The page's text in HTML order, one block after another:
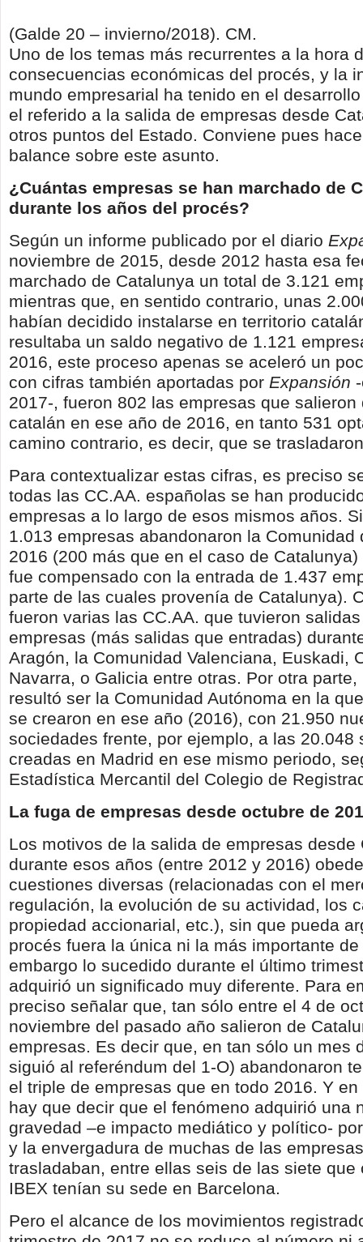
(Galde 20 – invierno/2018). CM.
Uno de los temas más recurrentes a la hora
consecuencias económicas del procés, y la
mundo empresarial ha tenido en el
el referido a la salida de empresas desde
otros puntos del Estado. Conviene pues
balance sobre este asunto.
¿Cuántas empresas se han marchado de
durante los años del procés?
Según un informe publicado por el diario
noviembre de 2015, desde 2012 hasta esa
marchado de Catalunya un total de 3.121
mientras que, en sentido contrario, unas
habían decidido instalarse en territorio
resultaba un saldo negativo de 1.121
2016, este proceso apenas se aceleró un
con cifras también aportadas por Expansión
2017-, fueron 802 las empresas que salieron
catalán en ese año de 2016, en tanto 531
camino contrario, es decir, que se
Para contextualizar estas cifras, es preciso
todas las CC.AA. españolas se han
empresas a lo largo de esos mismos años.
1.013 empresas abandonaron la Comunidad
2016 (200 más que en el caso de
fue compensado con la entrada de 1.437
parte de las cuales provenía de Catalunya).
fueron varias las CC.AA. que tuvieron
empresas (más salidas que entradas)
Aragón, la Comunidad Valenciana, Euskadi,
Navarra, o Galicia entre otras. Por otra parte,
resultó ser la Comunidad Autónoma en la
se crearon en ese año (2016), con 21.950
sociedades frente, por ejemplo, a las 20.048
creadas en Madrid en ese mismo periodo,
Estadística Mercantil del Colegio de
La fuga de empresas desde octubre de
Los motivos de la salida de empresas desde
durante esos años (entre 2012 y 2016)
cuestiones diversas (relacionadas con el
regulación, la evolución de su actividad, los
propiedad accionarial, etc.), sin que pueda
procés fuera la única ni la más importante
embargo lo sucedido durante el último
adquirió un significado muy diferente. Para
preciso señalar que, tan sólo entre el 4 de
noviembre del pasado año salieron de
empresas. Es decir que, en tan sólo un mes
siguió al referéndum del 1-O) abandonaron
el triple de empresas que en todo 2016. Y
hay que decir que el fenómeno adquirió una
gravedad –e impacto mediático y político-
y la envergadura de muchas de las
trasladaban, entre ellas seis de las siete que
IBEX tenían su sede en Barcelona.
Pero el alcance de los movimientos